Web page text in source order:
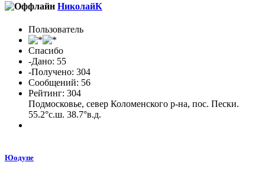
НиколайК
Пользователь
Спасибо
-Дано: 55
-Получено: 304
Сообщений: 56
Рейтинг: 304
Подмосковье, север Коломенского р-на, пос. Пески.
55.2°с.ш. 38.7°в.д.
Юодупе